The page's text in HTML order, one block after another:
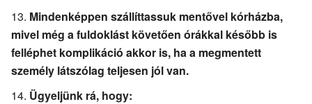
Mindenképpen szállíttassuk mentővel kórházba,
mivel még a fuldoklást követően órákkal később is
felléphet komplikáció akkor is, ha a megmentett
személy látszólag teljesen jól van.
Ügyeljünk rá, hogy: